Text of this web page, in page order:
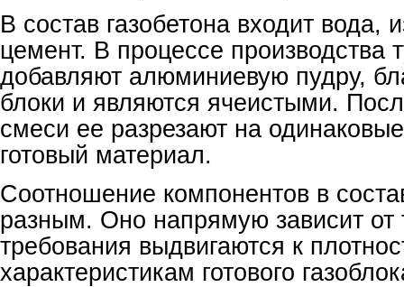
В состав газобетона входит вода,
цемент. В процессе производства
добавляют алюминиевую пудру,
блоки и являются ячеистыми.
смеси ее разрезают на
готовый материал.
Соотношение компонентов в
разным. Оно напрямую зависит от
требования выдвигаются к
характеристикам готового